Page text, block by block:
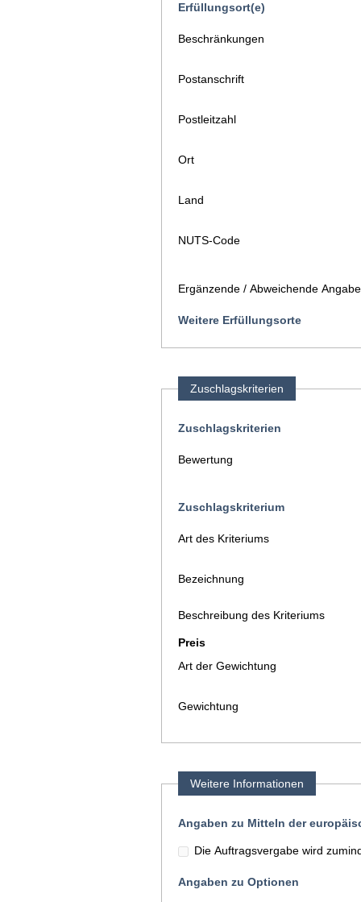
Erfüllungsort(e)
Beschränkungen
Postanschrift
Postleitzahl
Ort
Land
NUTS-Code
Ergänzende / Abweichende
Weitere Erfüllungsorte
Zuschlagskriterien
Zuschlagskriterien
Bewertung
Zuschlagskriterium
Art des Kriteriums
Bezeichnung
Beschreibung des Kriteriums
Preis
Art der Gewichtung
Gewichtung
Weitere Informationen
Angaben zu Mitteln der
Die Auftragsvergabe wird
Angaben zu Optionen